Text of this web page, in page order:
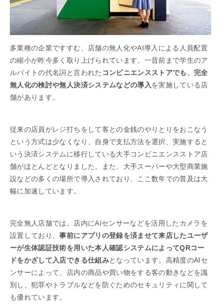
多業種の企業ですすむ、店舗の無人化やAI導入による人員配置
の縮小が昨今多く取り上げられています。一昔前まで学生のア
ルバイトの代名詞と言われた コンビニエンスストアでも、完全
無人化の検討や無人決済システムなどの導入を実施している店
舗があります。
従来の店員がレジ打ちをして客との金銭のやりとりをおこなう
という方式は少なくなり、自身で支払方法を選択、実施すると
いう決済システムに移行している大手コンビニエンスストア店
舗がほとんどとなりました。また、大手スーパーや大型商業施
設などの多くの場所で導入されており、ここ数年での普及は大
幅に加速しています。
完全無人店舗では、店内にAIセンサーなどを活用したカメラを
設置しており、事前にアプリの登録を済ませて来店したユーザ
ーが生体認証技術を用いた本人確認システムによってQRコー
ドをかざして入店できる仕組みとなっています。高精度のAIセ
ンサーによって、店内の商品や買い物をする客の動きなどを識
別し、犯罪やトラブルなどを防ぐためのセキュリティに関して
も優れています。